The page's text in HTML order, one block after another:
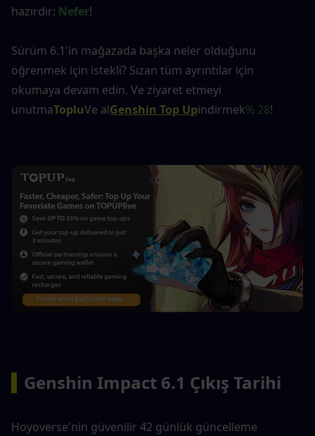
hazırdır: Nefer!
Sürüm 6.1'in mağazada başka neler olduğunu
öğrenmek için istekli? Sızan tüm ayrıntılar için
okumaya devam edin. Ve ziyaret etmeyi
unutmaTopluVe alGenshin Top Upindirmek% 28!
Genshin Impact 6.1 Çıkış Tarihi
Hoyoverse'nin güvenilir 42 günlük güncelleme